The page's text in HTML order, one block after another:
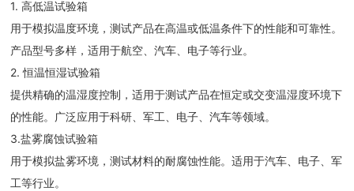
1. 高低温试验箱
用于模拟温度环境，测试产品在高温或低温条件下的性能和可靠性。
产品型号多样，适用于航空、汽车、电子等行业。
2. 恒温恒湿试验箱
提供精确的温湿度控制，适用于测试产品在恒定或交变温湿度环境下
的性能。广泛应用于科研、军工、电子、汽车等领域。
3.盐雾腐蚀试验箱
用于模拟盐雾环境，测试材料的耐腐蚀性能。适用于汽车、电子、军
工等行业。